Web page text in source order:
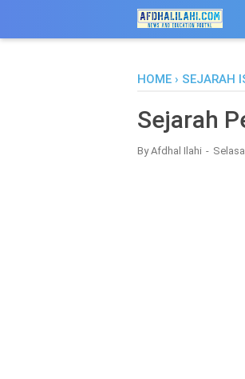
HOME › SEJARAH
Sejarah
ByAfdhal Ilahi